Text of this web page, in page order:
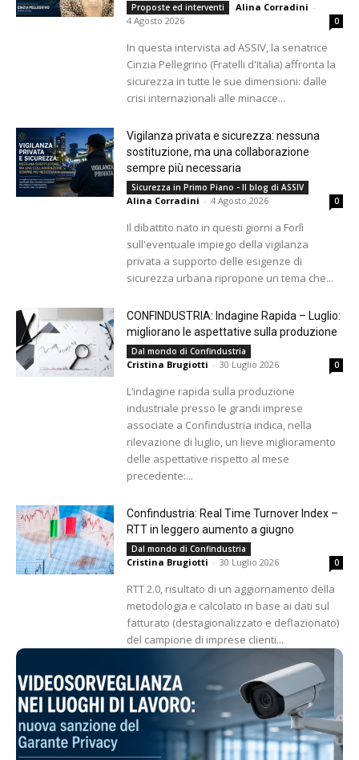
Proposte ed interventi Alina Corradini -
4 Agosto 2026
0
In questa intervista ad ASSIV, la senatrice
Cinzia Pellegrino (Fratelli d'Italia) affronta la
sicurezza in tutte le sue dimensioni: dalle
crisi internazionali alle minacce...
Vigilanza privata e sicurezza: nessuna
sostituzione, ma una collaborazione
sempre più necessaria
Sicurezza in Primo Piano - Il blog di ASSIV
Alina Corradini - 4 Agosto 2026 0
Il dibattito nato in questi giorni a Forlì
sull'eventuale impiego della vigilanza
privata a supporto delle esigenze di
sicurezza urbana ripropone un tema che...
CONFINDUSTRIA: Indagine Rapida – Luglio:
migliorano le aspettative sulla produzione
Dal mondo di Confindustria
Cristina Brugiotti - 30 Luglio 2026 0
L’indagine rapida sulla produzione
industriale presso le grandi imprese
associate a Confindustria indica, nella
rilevazione di luglio, un lieve miglioramento
delle aspettative rispetto al mese
precedente:...
Confindustria: Real Time Turnover Index –
RTT in leggero aumento a giugno
Dal mondo di Confindustria
Cristina Brugiotti - 30 Luglio 2026 0
RTT 2.0, risultato di un aggiornamento della
metodologia e calcolato in base ai dati sul
fatturato (destagionalizzato e deflazionato)
del campione di imprese clienti...